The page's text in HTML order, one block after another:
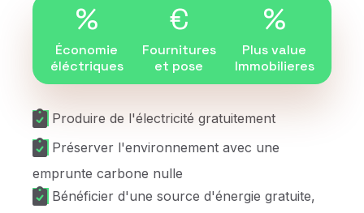
%
Économie
éléctriques
€
Fournitures
et pose
%
Plus value
Immobilieres
Produire de l'électricité gratuitement
Préserver l'environnement avec une
emprunte carbone nulle
Bénéficier d'une source d'énergie gratuite,